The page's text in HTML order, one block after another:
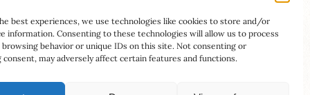
best experiences, we use technologies like cookies to store and/or
information. Consenting to these technologies will allow us to process
browsing behavior or unique IDs on this site. Not consenting or
may adversely affect certain features and functions.